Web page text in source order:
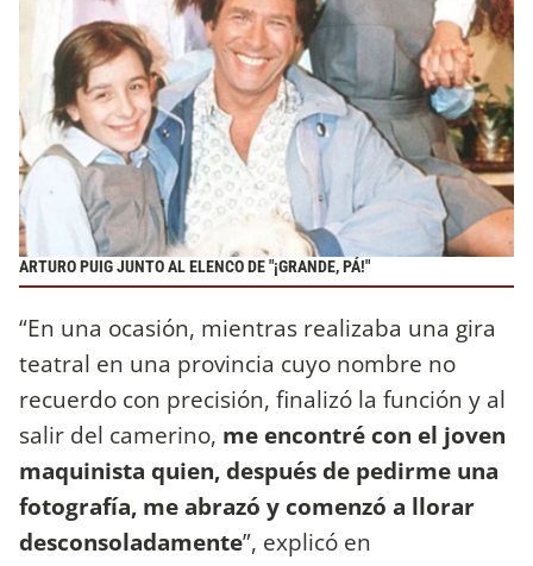
ARTURO PUIG JUNTO AL ELENCO DE "¡GRANDE, PÁ!"
“En una ocasión, mientras realizaba una gira
teatral en una provincia cuyo nombre no
recuerdo con precisión, finalizó la función y al
salir del camerino, me encontré con el joven
maquinista quien, después de pedirme una
fotografía, me abrazó y comenzó a llorar
desconsoladamente”, explicó en